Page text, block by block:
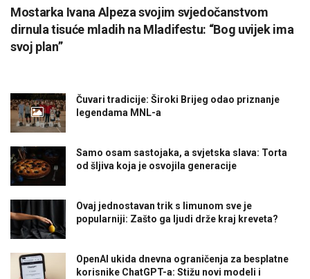
Mostarka Ivana Alpeza svojim svjedočanstvom
dirnula tisuće mladih na Mladifestu: “Bog uvijek ima
svoj plan”
Čuvari tradicije: Široki Brijeg odao priznanje
legendama MNL-a
Samo osam sastojaka, a svjetska slava: Torta
od šljiva koja je osvojila generacije
Ovaj jednostavan trik s limunom sve je
popularniji: Zašto ga ljudi drže kraj kreveta?
OpenAI ukida dnevna ograničenja za besplatne
korisnike ChatGPT-a: Stižu novi modeli i